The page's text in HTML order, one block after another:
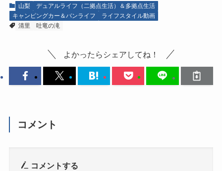
山梨
デュアルライフ（二拠点生活）＆多拠点生活
キャンピングカー＆バンライフ
ライフスタイル動画
清里
吐竜の滝
よかったらシェアしてね！
コメント
コメントする